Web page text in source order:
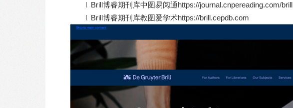
l Brill博睿期刊库中图易阅通https://journal.cnpereading.com/brill
l Brill博睿期刊库教图爱学术https://brill.cepdb.com